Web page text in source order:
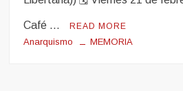
Café … READ MORE
Anarquismo MEMORIA